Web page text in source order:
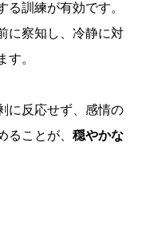
る訓練が有効です。
に察知し、冷静に対
す。
に反応せず、感情の
ることが、 穏やかな